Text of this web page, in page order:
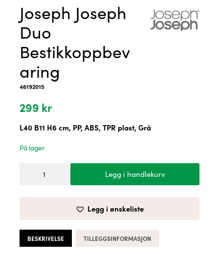
Joseph Joseph
Duo
Bestikkoppbev
aring
46192015
299 kr
L40 B11 H6 cm, PP, ABS, TPR plast, Grå
På lager
Legg i handlekurv
Legg i ønskeliste
BESKRIVELSE TILLEGGSINFORMASJON